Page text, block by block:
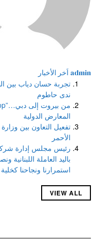
admin اَخر الأخبار
تجربة حسان دياب بين
ندى حاطوم
المعارض الدولية
تفعيل التعاون بين
الأحمر
باليد العاملة اللبنانية
استمرارنا ونجاحنا
VIEW ALL